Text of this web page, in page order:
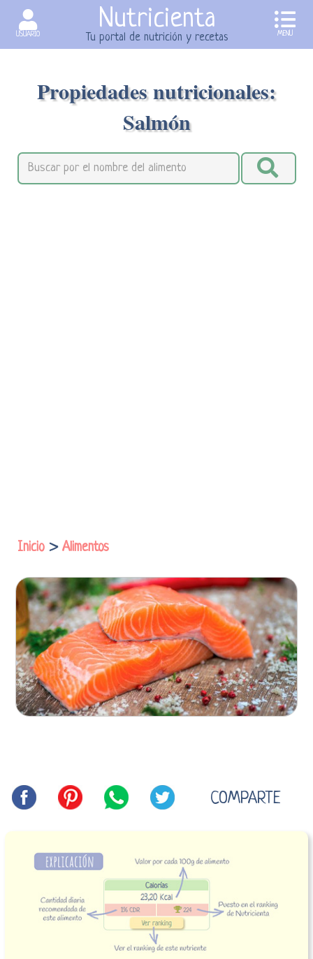
USUARIO
Nutricienta
Tu portal de nutrición y recetas MENU
Propiedades nutricionales:
Salmón
Inicio > Alimentos
COMPARTE